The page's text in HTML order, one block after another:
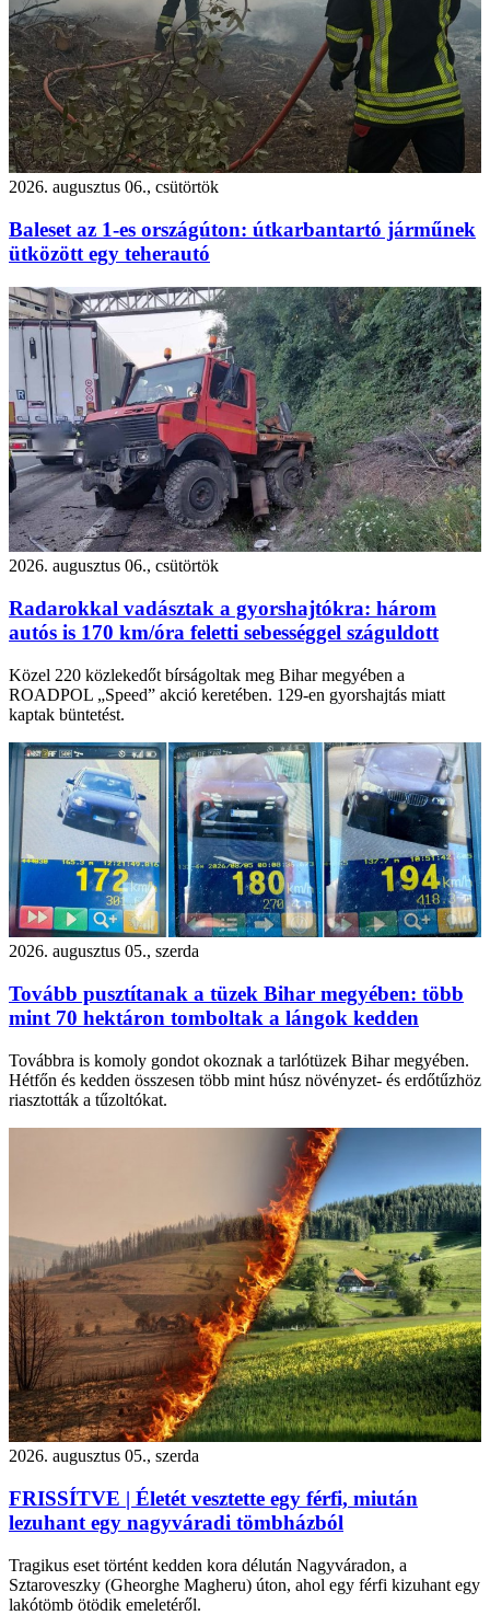
2026. augusztus 06., csütörtök
Baleset az 1-es országúton: útkarbantartó járműnek
ütközött egy teherautó
2026. augusztus 06., csütörtök
Radarokkal vadásztak a gyorshajtókra: három
autós is 170 km/óra feletti sebességgel száguldott
Közel 220 közlekedőt bírságoltak meg Bihar megyében a
ROADPOL „Speed” akció keretében. 129-en gyorshajtás miatt
kaptak büntetést.
2026. augusztus 05., szerda
Tovább pusztítanak a tüzek Bihar megyében: több
mint 70 hektáron tomboltak a lángok kedden
Továbbra is komoly gondot okoznak a tarlótüzek Bihar megyében.
Hétfőn és kedden összesen több mint húsz növényzet- és erdőtűzhöz
riasztották a tűzoltókat.
2026. augusztus 05., szerda
FRISSÍTVE | Életét vesztette egy férfi, miután
lezuhant egy nagyváradi tömbházból
Tragikus eset történt kedden kora délután Nagyváradon, a
Sztaroveszky (Gheorghe Magheru) úton, ahol egy férfi kizuhant egy
lakótömb ötödik emeletéről.